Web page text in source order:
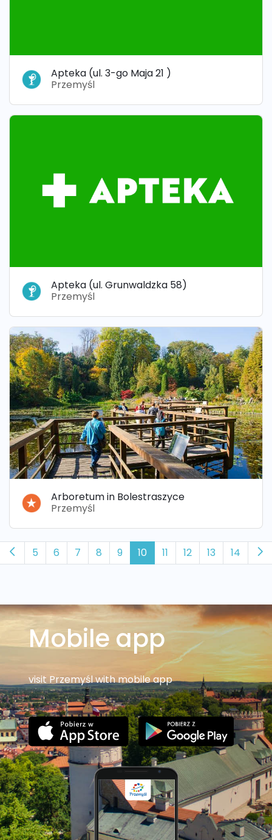
Apteka (ul. 3-go Maja 21 )
Przemyśl
Apteka (ul. Grunwaldzka 58)
Przemyśl
Arboretum in Bolestraszyce
Przemyśl
5 6 7 8 9 10 11 12 13 14
Mobile app
visit Przemyśl with mobile app